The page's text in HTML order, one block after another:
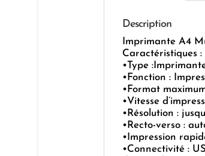
Description
Imprimante A4
Caractéristiques :
•Type
•Fonction :
•Format
•Vitesse
•Résolution :
•Recto-verso :
•Impression
•Connectivité :